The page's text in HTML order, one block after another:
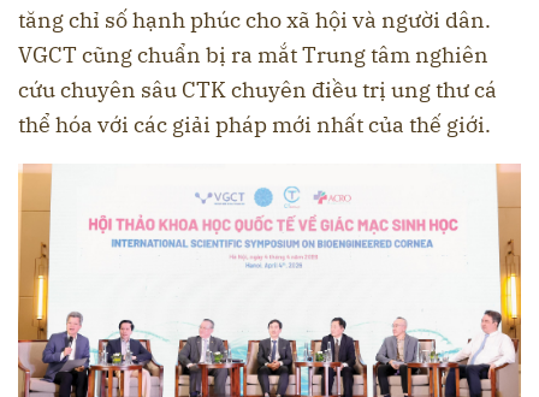
tăng chỉ số hạnh phúc cho xã hội và người dân.
VGCT cũng chuẩn bị ra mắt Trung tâm nghiên
cứu chuyên sâu CTK chuyên điều trị ung thư cá
thể hóa với các giải pháp mới nhất của thế giới.